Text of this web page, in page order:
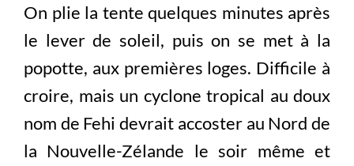
On plie la tente quelques minutes après
le lever de soleil, puis on se met à la
popotte, aux premières loges. Difficile à
croire, mais un cyclone tropical au doux
nom de Fehi devrait accoster au Nord de
la Nouvelle-Zélande le soir même et